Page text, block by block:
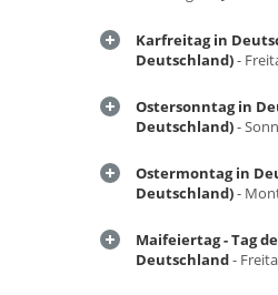
Karfreitag in
Deutschland)-
Ostersonntag in
Deutschland)-
Ostermontag in
Deutschland)-
Maifeiertag - Tag
Deutschland-